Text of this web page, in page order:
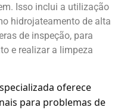
Isso inclui a utilização
hidrojateamento de alta
de inspeção, para
e realizar a limpeza
oferece
para problemas de